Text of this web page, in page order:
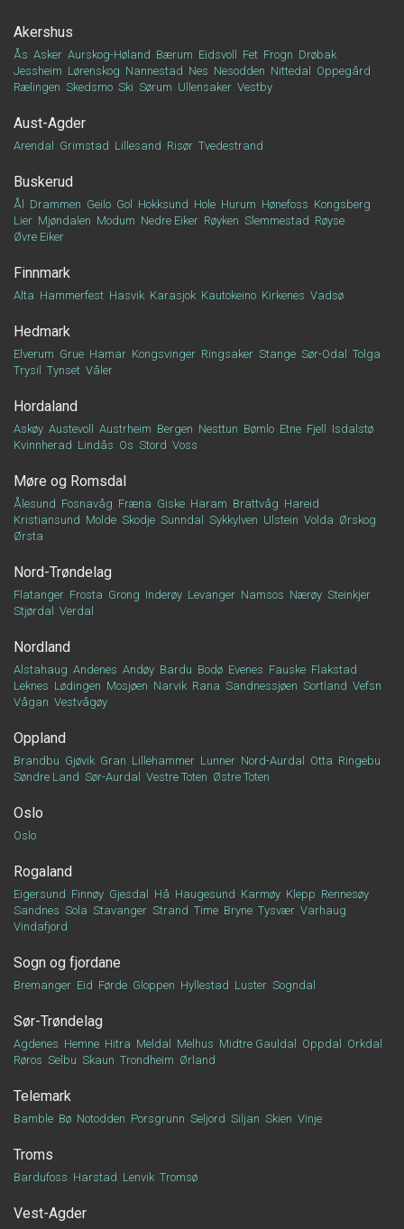
Akershus
Ås Asker Aurskog-Høland Bærum Eidsvoll Fet Frogn Drøbak
Jessheim Lørenskog Nannestad Nes Nesodden Nittedal
Oppegård
Rælingen Skedsmo Ski Sørum Ullensaker Vestby
Aust-Agder
Arendal Grimstad Lillesand Risør Tvedestrand
Buskerud
Ål Drammen Geilo Gol Hokksund Hole Hurum Hønefoss Kongsberg
Lier Mjøndalen Modum Nedre Eiker Røyken Slemmestad Røyse
Øvre Eiker
Finnmark
Alta Hammerfest Hasvik Karasjok Kautokeino Kirkenes Vadsø
Hedmark
Elverum Grue Hamar Kongsvinger Ringsaker Stange Sør-Odal
Tolga
Trysil
Tynset Våler
Hordaland
Askøy Austevoll Austrheim Bergen Nesttun Bømlo Etne Fjell
Isdalstø
Kvinnherad Lindås Os Stord Voss
Møre og Romsdal
Ålesund Fosnavåg Fræna Giske Haram Brattvåg Hareid
Kristiansund Molde Skodje Sunndal Sykkylven Ulstein Volda Ørskog
Ørsta
Nord-Trøndelag
Flatanger Frosta Grong Inderøy Levanger Namsos Nærøy Steinkjer
Stjørdal
Verdal
Nordland
Alstahaug Andenes Andøy Bardu Bodø Evenes Fauske Flakstad
Leknes Lødingen Mosjøen Narvik Rana Sandnessjøen Sortland Vefsn
Vågan Vestvågøy
Oppland
Brandbu Gjøvik Gran Lillehammer Lunner Nord-Aurdal Otta Ringebu
Søndre Land Sør-Aurdal Vestre Toten Østre Toten
Oslo
Oslo
Rogaland
Eigersund Finnøy Gjesdal Hå Haugesund Karmøy Klepp Rennesøy
Sandnes Sola Stavanger Strand Time Bryne Tysvær Varhaug
Vindafjord
Sogn og fjordane
Bremanger Eid Førde Gloppen Hyllestad Luster Sogndal
Sør-Trøndelag
Agdenes Hemne Hitra Meldal Melhus Midtre Gauldal Oppdal
Orkdal
Røros Selbu Skaun Trondheim Ørland
Telemark
Bamble Bø Notodden Porsgrunn Seljord Siljan Skien Vinje
Troms
Bardufoss Harstad Lenvik Tromsø
Vest-Agder